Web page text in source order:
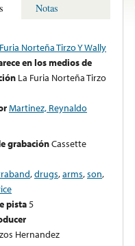
Notas
Norteña Tirzo Y Wally
en los medios de
La Furia Norteña Tirzo
Martinez, Reynaldo
grabaciónCassette
,drugs,arms,son,
pista5
Hernandez